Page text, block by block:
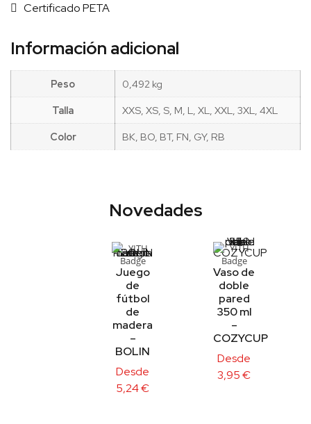
Certificado PETA
Información adicional
Peso
0,492 kg
Talla
XXS, XS, S, M, L, XL, XXL, 3XL, 4XL
Color
BK, BO, BT, FN, GY, RB
Novedades
Juego
de
fútbol
de
madera
–
BOLIN
Desde
5,24€
Vaso de
doble
pared
350 ml
–
COZYCUP
Desde
3,95€